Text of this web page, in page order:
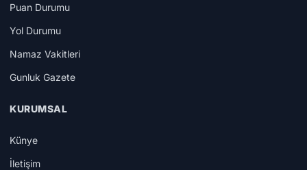
Puan Durumu
Yol Durumu
Namaz Vakitleri
Gunluk Gazete
KURUMSAL
Künye
İletişim